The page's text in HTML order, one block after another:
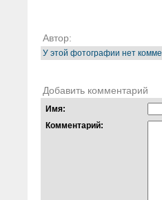
Автор:
У этой фотографии нет
Добавить комментарий
Имя:
Комментарий: